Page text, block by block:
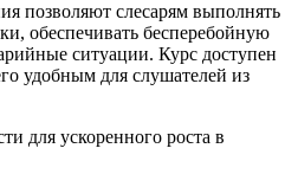
позволяют слесарям выполнять
обеспечивать бесперебойную
ситуации. Курс доступен
удобным для слушателей из
для ускоренного роста в